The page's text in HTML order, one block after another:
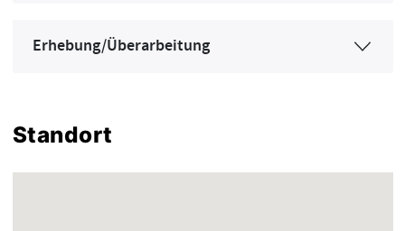
Erhebung/Überarbeitung
Standort